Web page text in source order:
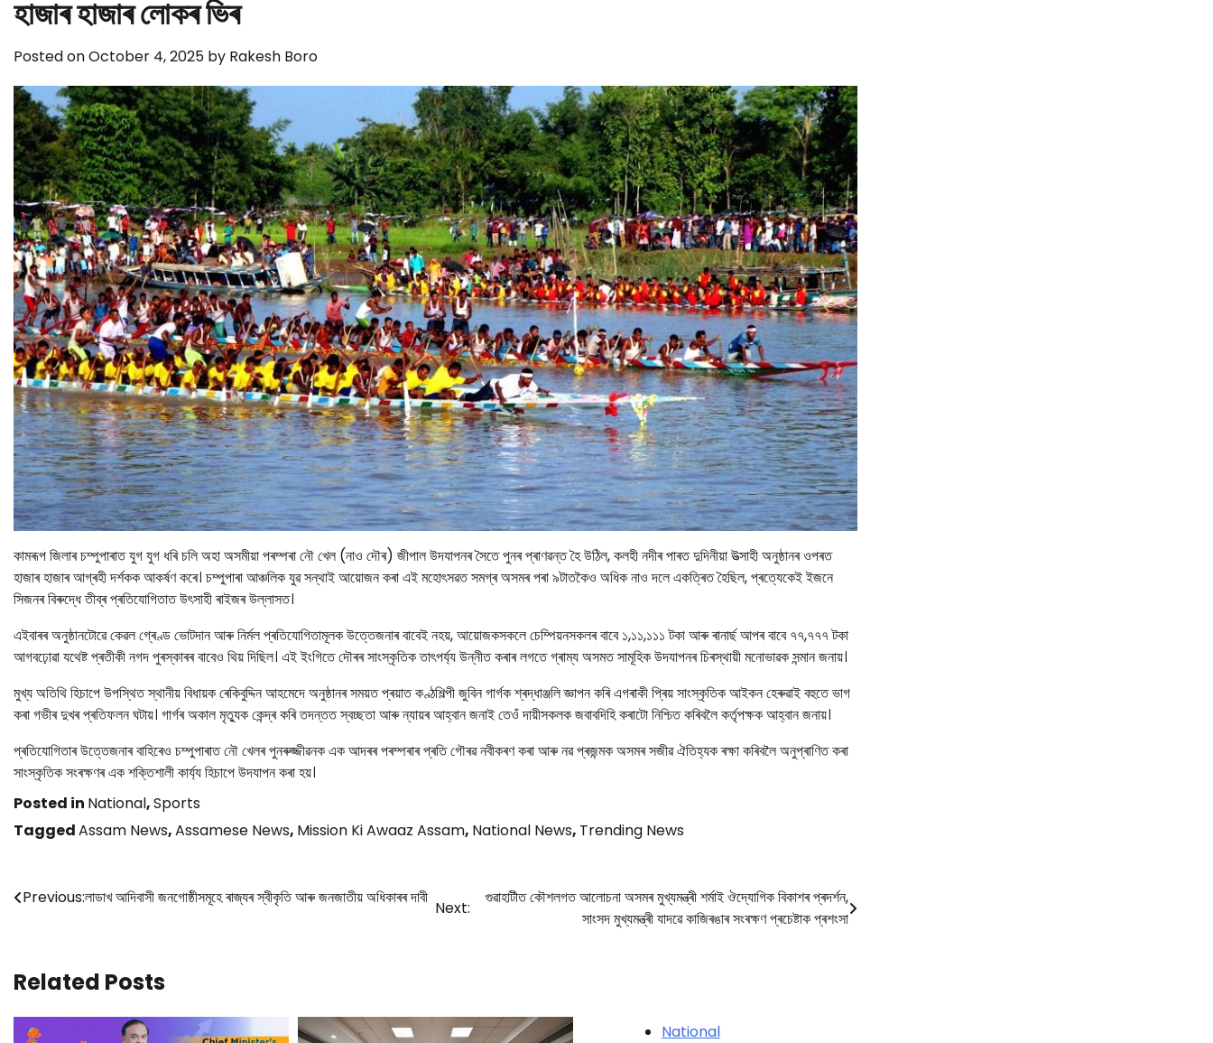
হাজাৰ হাজাৰ লোকৰ ভিৰ
Posted onOctober 4, 2025 by Rakesh Boro
কামৰূপ জিলাৰ চম্পুপাৰাত যুগ যুগ ধৰি চলি অহা অসমীয়া পৰম্পৰা নৌ খেল (নাও দৌৰ) জীপাল উদযাপনৰ সৈতে পুনৰ প্ৰাণৱন্ত হৈ উঠিল, কলহী নদীৰ পাৰত দুদিনীয়া উত্সাহী অনুষ্ঠানৰ ওপৰত
হাজাৰ হাজাৰ আগ্ৰহী দৰ্শকক আকৰ্ষণ কৰে। চম্পুপাৰা আঞ্চলিক যুৱ সন্থাই আয়োজন কৰা এই মহোৎসৱত সমগ্ৰ অসমৰ পৰা ৯টাতকৈও অধিক নাও দলে একত্ৰিত হৈছিল, প্ৰত্যেকেই ইজনে
সিজনৰ বিৰুদ্ধে তীব্ৰ প্ৰতিযোগিতাত উৎসাহী ৰাইজৰ উল্লাসত।
এইবাৰৰ অনুষ্ঠানটোৱে কেৱল গ্ৰেণ্ড ভোটদান আৰু নিৰ্মল প্ৰতিযোগিতামূলক উত্তেজনাৰ বাবেই নহয়, আয়োজকসকলে চেম্পিয়নসকলৰ বাবে ১,১১,১১১ টকা আৰু ৰানাৰ্ছ আপৰ বাবে ৭৭,৭৭৭ টকা
আগবঢ়োৱা যথেষ্ট প্ৰতীকী নগদ পুৰস্কাৰৰ বাবেও থিয় দিছিল। এই ইংগিতে দৌৰৰ সাংস্কৃতিক তাৎপৰ্য্য উন্নীত কৰাৰ লগতে গ্ৰাম্য অসমত সামূহিক উদযাপনৰ চিৰস্থায়ী মনোভাৱক সন্মান জনায়।
মুখ্য অতিথি হিচাপে উপস্থিত স্থানীয় বিধায়ক ৰেকিবুদ্দিন আহমেদে অনুষ্ঠানৰ সময়ত প্ৰয়াত কণ্ঠশিল্পী জুবিন গাৰ্গক শ্ৰদ্ধাঞ্জলি জ্ঞাপন কৰি এগৰাকী প্ৰিয় সাংস্কৃতিক আইকন হেৰুৱাই বহুতে ভাগ
কৰা গভীৰ দুখৰ প্ৰতিফলন ঘটায়। গাৰ্গৰ অকাল মৃত্যুক কেন্দ্ৰ কৰি তদন্তত স্বচ্ছতা আৰু ন্যায়ৰ আহ্বান জনাই তেওঁ দায়ীসকলক জবাবদিহি কৰাটো নিশ্চিত কৰিবলৈ কৰ্তৃপক্ষক আহ্বান জনায়।
প্ৰতিযোগিতাৰ উত্তেজনাৰ বাহিৰেও চম্পুপাৰাত নৌ খেলৰ পুনৰুজ্জীৱনক এক আদৰৰ পৰম্পৰাৰ প্ৰতি গৌৰৱ নবীকৰণ কৰা আৰু নৱ প্ৰজন্মক অসমৰ সজীৱ ঐতিহ্যক ৰক্ষা কৰিবলৈ অনুপ্ৰাণিত কৰা
সাংস্কৃতিক সংৰক্ষণৰ এক শক্তিশালী কাৰ্য্য হিচাপে উদযাপন কৰা হয়।
Posted in National,Sports
TaggedAssam News,Assamese News, Mission Ki Awaaz Assam, National News, Trending News
Post
Previous:লাডাখ আদিবাসী জনগোষ্ঠীসমূহে ৰাজ্যৰ স্বীকৃতি আৰু জনজাতীয় অধিকাৰৰ দাবী
Next:
গুৱাহাটীত কৌশলগত আলোচনা অসমৰ মুখ্যমন্ত্ৰী শৰ্মাই ঔদ্যোগিক বিকাশৰ প্ৰদৰ্শন,
সাংসদ মুখ্যমন্ত্ৰী যাদৱে কাজিৰঙাৰ সংৰক্ষণ প্ৰচেষ্টাক প্ৰশংসা
Related Posts
National